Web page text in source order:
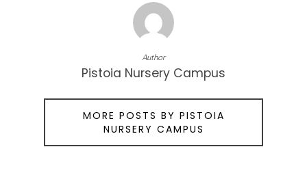
Author
Pistoia Nursery Campus
MORE POSTS BY PISTOIA
NURSERY CAMPUS